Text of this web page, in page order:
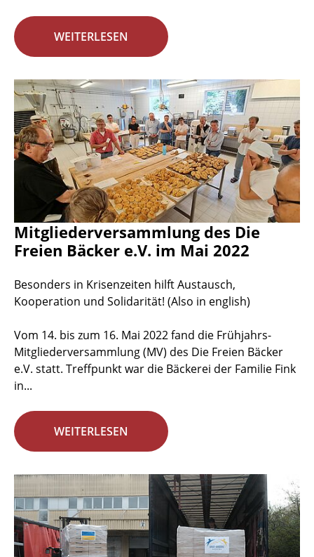
WEITERLESEN
Mitgliederversammlung des Die
Freien Bäcker e.V. im Mai 2022
Besonders in Krisenzeiten hilft Austausch,
Kooperation und Solidarität! (Also in english)
Vom 14. bis zum 16. Mai 2022 fand die Frühjahrs-
Mitgliederversammlung (MV) des Die Freien Bäcker
e.V. statt. Treffpunkt war die Bäckerei der Familie Fink
in...
WEITERLESEN